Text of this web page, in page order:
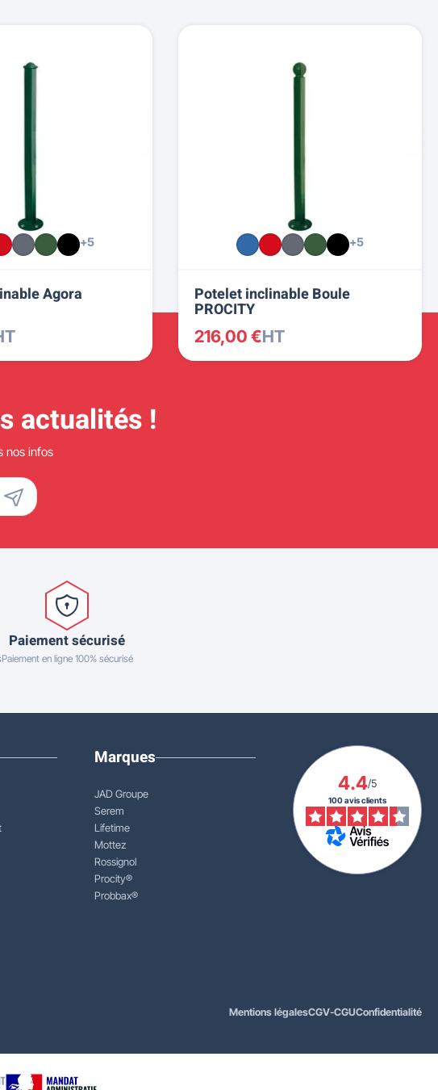
+5
Agora
+5
Potelet inclinable Boule
PROCITY
216,00 €HT
actualités !
nos infos
Paiement sécurisé
Paiement en ligne 100% sécurisé
Marques
JAD Groupe
Serem
Lifetime
Mottez
Rossignol
Procity®
Probbax®
4.4/5
100 avis clients
Mentions légalesCGV-CGUConfidentialité